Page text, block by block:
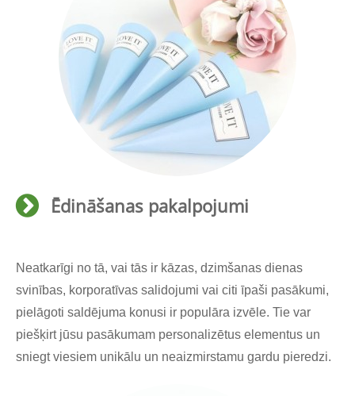
Ēdināšanas pakalpojumi
Neatkarīgi no tā, vai tās ir kāzas, dzimšanas dienas
svinības, korporatīvas salidojumi vai citi īpaši pasākumi,
pielāgoti saldējuma konusi ir populāra izvēle. Tie var
piešķirt jūsu pasākumam personalizētus elementus un
sniegt viesiem unikālu un neaizmirstamu gardu pieredzi.